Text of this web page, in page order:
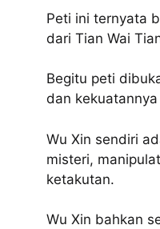
Peti ini ternyata
dari Tian Wai
Begitu peti
dan
Wu Xin sendiri
misteri,
ketakutan.
Wu Xin bahkan